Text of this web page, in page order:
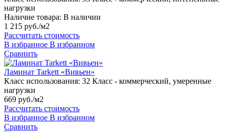
нагрузки
Наличие товара: В наличии
1 215 руб./м2
Рассчитать стоимость
В избранное В избранном
Сравнить
Ламинат Tarkett «Вивьен»
Класс использования: 32 Класс - коммерческий, умеренные
нагрузки
669 руб./м2
Рассчитать стоимость
В избранное В избранном
Сравнить